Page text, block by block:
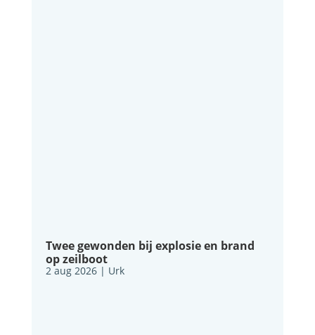
Twee gewonden bij explosie en brand
op zeilboot
2 aug 2026| Urk